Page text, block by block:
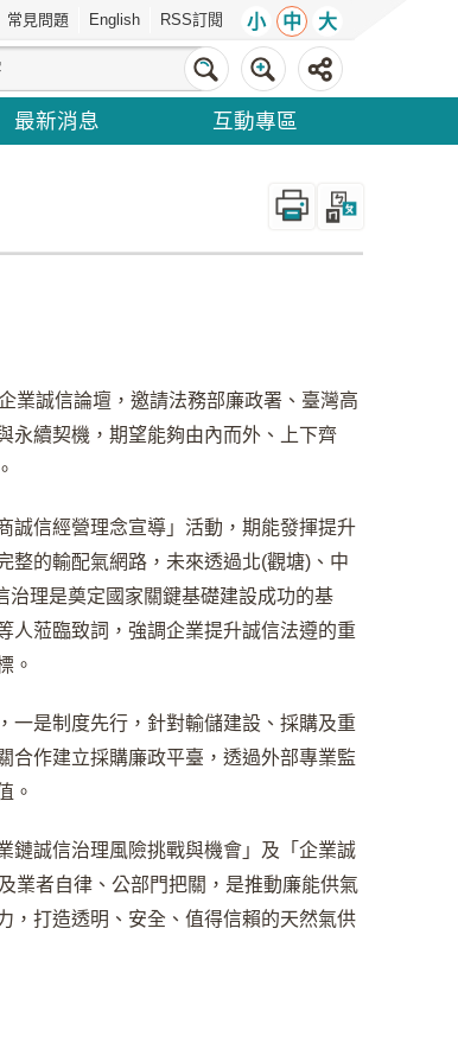
常見問題 English RSS訂閱 小 中 大
最新消息 互動專區
_
業誠信論壇，邀請法務部廉政署、臺灣高
永續契機，期望能夠由內而外、上下齊
誠信經營理念宣導」活動，期能發揮提升
整的輸配氣網路，未來透過北(觀塘)、中
治理是奠定國家關鍵基礎建設成功的基
人蒞臨致詞，強調企業提升誠信法遵的重
。
一是制度先行，針對輸儲建設、採購及重
合作建立採購廉政平臺，透過外部專業監
。
鏈誠信治理風險挑戰與機會」及「企業誠
業者自律、公部門把關，是推動廉能供氣
，打造透明、安全、值得信賴的天然氣供